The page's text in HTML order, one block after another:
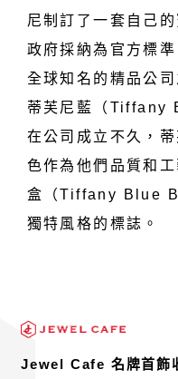
尼制訂了一套自己
政府採納為官方標
全球知名的精品公司
蒂芙尼藍（Tiffany
在公司成立不久，
色作為他們品質和
盒（Tiffany Blue
獨特風格的標誌。
Jewel Cafe 名牌首飾